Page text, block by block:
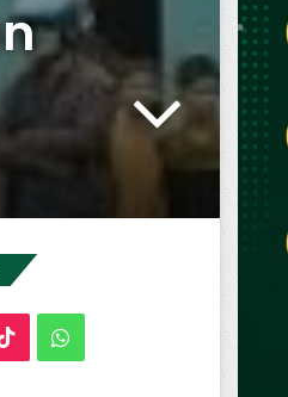
TikTokWhatsApp